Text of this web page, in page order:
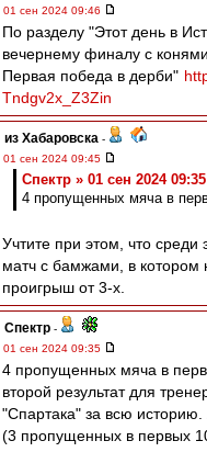
01 сен 2024 09:46
По разделу "Этот день в
вечернему финалу с
Первая победа в дерби"
Tndgv2x_Z3Zin
из Хабаровска -
01 сен 2024 09:45
Спектр » 01 сен 2024 09:35
4 пропущенных мяча в
Учтите при этом, что среди
матч с бамжами, в
проигрыш от 3-х.
Спектр -
01 сен 2024 09:35
4 пропущенных мяча в
второй результат для
"Спартака" за всю
(3 пропущенных в первых